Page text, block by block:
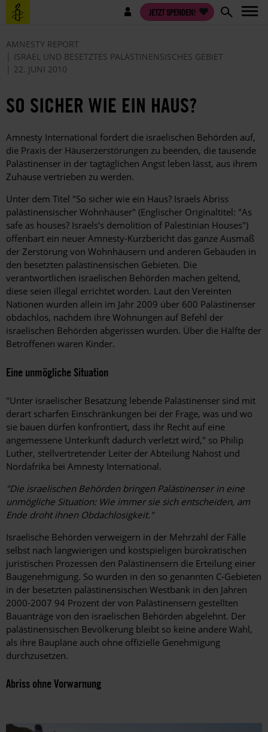
Direkt
zum
Benutzermenü JETZT SPENDEN!
AMNESTY REPORT
ISRAEL UND BESETZTES PALÄSTINENSISCHES GEBIET
22. JUNI 2010
SO SICHER WIE EIN HAUS?
Amnesty International fordert die israelischen Behörden auf,
die Praxis der Häuserzerstörungen zu beenden, die tausende
Palästinenser in der tagtäglichen Angst leben lässt, aus ihrem
Zuhause vertrieben zu werden.
Unter dem Titel "So sicher wie ein Haus? Israels Abriss
palästinensischer Wohnhäuser" (Englischer Originaltitel: "As
safe as houses? Israels’s demolition of Palestinian Houses")
offenbart ein neuer Amnesty-Kurzbericht das ganze Ausmaß
der Zerstörung von Wohnhäusern und anderen Gebäuden in
den besetzten palästinensischen Gebieten. Die
verantwortlichen israelischen Behörden machen geltend,
diese seien illegal errichtet worden. Laut den Vereinten
Nationen wurden allein im Jahr 2009 über 600 Palästinenser
obdachlos, nachdem ihre Wohnungen auf Befehl der
israelischen Behörden abgerissen wurden. Über die Hälfte der
Betroffenen waren Kinder.
Eine unmögliche Situation
"Unter israelischer Besatzung lebende Palästinenser sind mit
derart scharfen Einschränkungen bei der Frage, was und wo
sie bauen dürfen konfrontiert, dass ihr Recht auf eine
angemessene Unterkunft dadurch verletzt wird," so Philip
Luther, stellvertretender Leiter der Abteilung Nahost und
Nordafrika bei Amnesty International.
"Die israelischen Behörden bringen Palästinenser in eine
unmögliche Situation: Wie immer sie sich entscheiden, am
Ende droht ihnen Obdachlosigkeit."
Israelische Behörden verweigern in der Mehrzahl der Fälle
selbst nach langwierigen und kostspieligen bürokratischen
juristischen Prozessen den Palästinensern die Erteilung einer
Baugenehmigung. So wurden in den so genannten C-Gebieten
in der besetzten palästinensischen Westbank in den Jahren
2000-2007 94 Prozent der von Palästinensern gestellten
Bauanträge von den israelischen Behörden abgelehnt. Der
palästinensischen Bevölkerung bleibt so keine andere Wahl,
als ihre Baupläne auch ohne offizielle Genehmigung
durchzusetzen.
Abriss ohne Vorwarnung